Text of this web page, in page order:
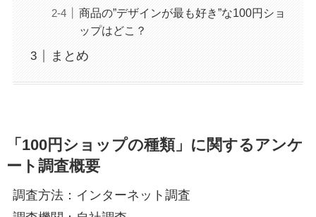
商品の”デザインが最も好き”な100円ショ
ップはどこ？
まとめ
「100円ショップの種類」に関するアンケ
ート調査概要
調査方法：インターネット調査